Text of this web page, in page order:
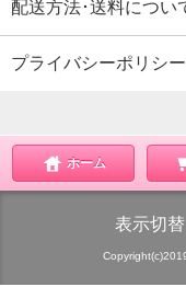
配送方法･送料につい
プライバシーポリシー
ホーム
表示切替